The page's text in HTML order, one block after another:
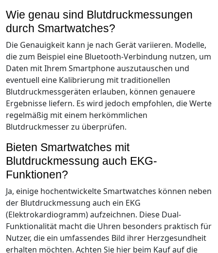
Wie genau sind Blutdruckmessungen
durch Smartwatches?
Die Genauigkeit kann je nach Gerät variieren. Modelle,
die zum Beispiel eine Bluetooth-Verbindung nutzen, um
Daten mit Ihrem Smartphone auszutauschen und
eventuell eine Kalibrierung mit traditionellen
Blutdruckmessgeräten erlauben, können genauere
Ergebnisse liefern. Es wird jedoch empfohlen, die Werte
regelmäßig mit einem herkömmlichen
Blutdruckmesser zu überprüfen.
Bieten Smartwatches mit
Blutdruckmessung auch EKG-
Funktionen?
Ja, einige hochentwickelte Smartwatches können neben
der Blutdruckmessung auch ein EKG
(Elektrokardiogramm) aufzeichnen. Diese Dual-
Funktionalität macht die Uhren besonders praktisch für
Nutzer, die ein umfassendes Bild ihrer Herzgesundheit
erhalten möchten. Achten Sie hier beim Kauf auf die